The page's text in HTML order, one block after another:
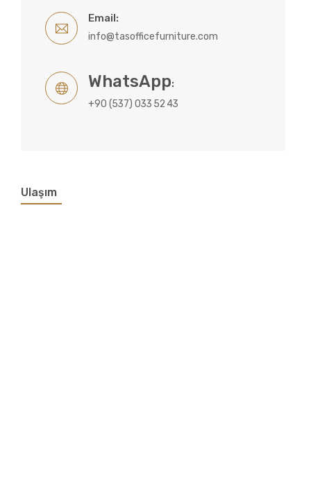
Email:
info@tasofficefurniture.com
WhatsApp:
+90 (537) 033 52 43
Ulaşım